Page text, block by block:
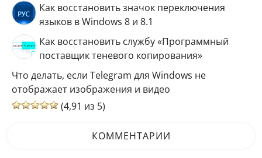
Как восстановить значок переключения
языков в Windows 8 и 8.1
Как восстановить службу «Программный
поставщик теневого копирования»
Что делать, если Telegram для Windows не
отображает изображения и видео
(4,91 из 5)
КОММЕНТАРИИ